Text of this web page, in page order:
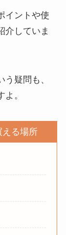
イントや使
介していま
う疑問も、
。
える場所